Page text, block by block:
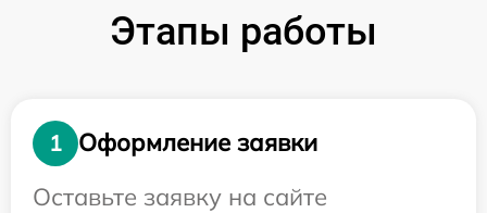
Этапы работы
1
Оформление заявки
Оставьте заявку на сайте